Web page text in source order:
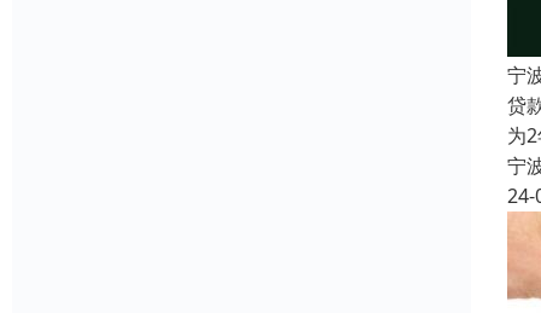
宁
贷
为
宁
24-